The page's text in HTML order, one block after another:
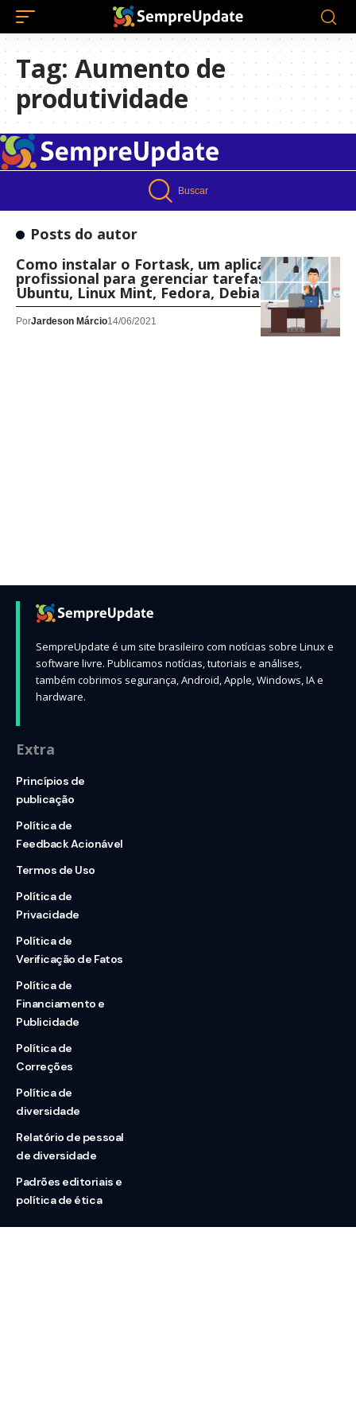
Tag: Aumento de
produtividade
Buscar
Posts do autor
Como instalar o Fortask, um aplicativo
profissional para gerenciar tarefas, no
Ubuntu, Linux Mint, Fedora, Debian
PorJardeson Márcio14/06/2021
SempreUpdate é um site brasileiro com notícias sobre Linux e
software livre. Publicamos notícias, tutoriais e análises,
também cobrimos segurança, Android, Apple, Windows, IA e
hardware.
Extra
Princípios de
publicação
Política de
Feedback Acionável
Termos de Uso
Política de
Privacidade
Política de
Verificação de Fatos
Política de
Financiamento e
Publicidade
Política de
Correções
Política de
diversidade
Relatório de pessoal
de diversidade
Padrões editoriais e
política de ética